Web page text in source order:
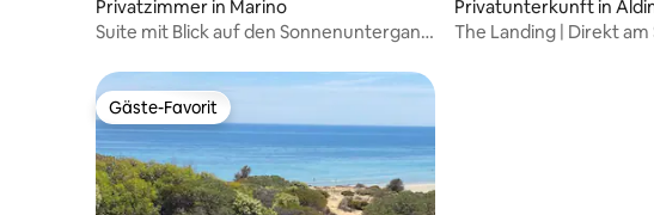
Privatzimmer in Marino
Suite mit Blick auf den Sonnenuntergang
Privatunterkunft in
Beach
The Landing | Direkt am
Gäste-Favorit
Gäste-Favorit